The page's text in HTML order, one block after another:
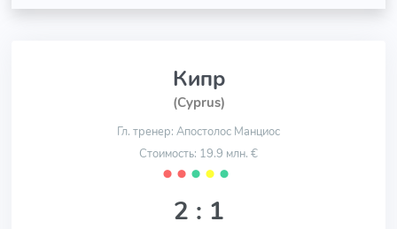
Кипр
(Cyprus)
Гл. тренер: Апостолос Манциос
Стоимость: 19.9 млн. €
⬤ ⬤ ⬤ ⬤ ⬤
2 : 1